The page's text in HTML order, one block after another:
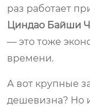
раз работает
Циндао Байши
— это тоже
времени.
А вот крупные
дешевизна? Но